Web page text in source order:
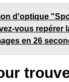
d'optique
vous repérer
en 26